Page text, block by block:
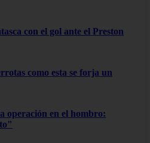
con el gol ante el Preston
como esta se forja un
operación en el hombro: